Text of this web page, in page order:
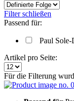
Filter schließen
Passend für:
Paul
Artikel pro Seite:
Für die Filterung